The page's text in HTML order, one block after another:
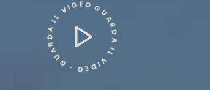
GUARDA IL VIDEO ⸱ GUARDA IL VIDEO ⸱